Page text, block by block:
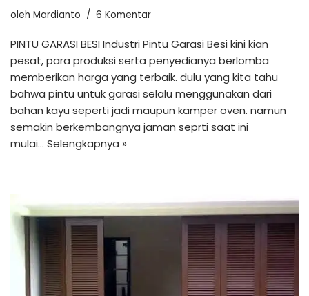
oleh Mardianto 6 Komentar
PINTU GARASI BESI Industri Pintu Garasi Besi kini kian
pesat, para produksi serta penyedianya berlomba
memberikan harga yang terbaik. dulu yang kita tahu
bahwa pintu untuk garasi selalu menggunakan dari
bahan kayu seperti jadi maupun kamper oven. namun
semakin berkembangnya jaman seprti saat ini
mulai… Selengkapnya »